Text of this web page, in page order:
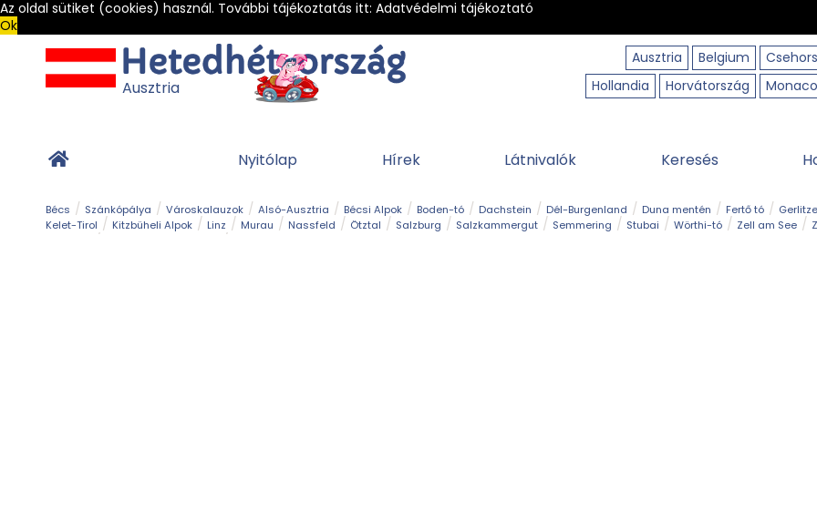
Az oldal sütiket (cookies) használ. További tájékoztatás itt: Adatvédelmi tájékoztató
Ok
Ausztria
Belgium
Hollandia
Horvátország Monaco
Ausztria
Nyitólap Hírek Látnivalók Keresés
Bécs Szánkópálya Városkalauzok Alsó-Ausztria Bécsi Alpok Boden-tó Dachstein Dél-Burgenland Duna mentén Fertő tó
Kelet-Tirol
Kitzbüheli Alpok Linz Murau Nassfeld Ötztal Salzburg Salzkammergut Semmering Stubai Wörthi-tó Zell am See